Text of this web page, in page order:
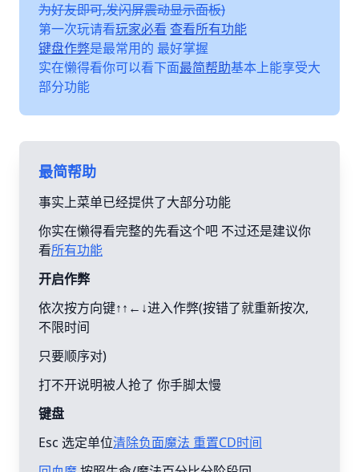
为好友即可,发闪屏震动显示面板)
第一次玩请看玩家必看 查看所有功能
键盘作弊是最常用的 最好掌握
实在懒得看你可以看下面最简帮助基本上能享受大
部分功能
最简帮助
事实上菜单已经提供了大部分功能
你实在懒得看完整的先看这个吧 不过还是建议你
看所有功能
开启作弊
依次按方向键↑↑←↓进入作弊(按错了就重新按次,
不限时间
只要顺序对)
打不开说明被人抢了 你手脚太慢
键盘
Esc 选定单位清除负面魔法 重置CD时间